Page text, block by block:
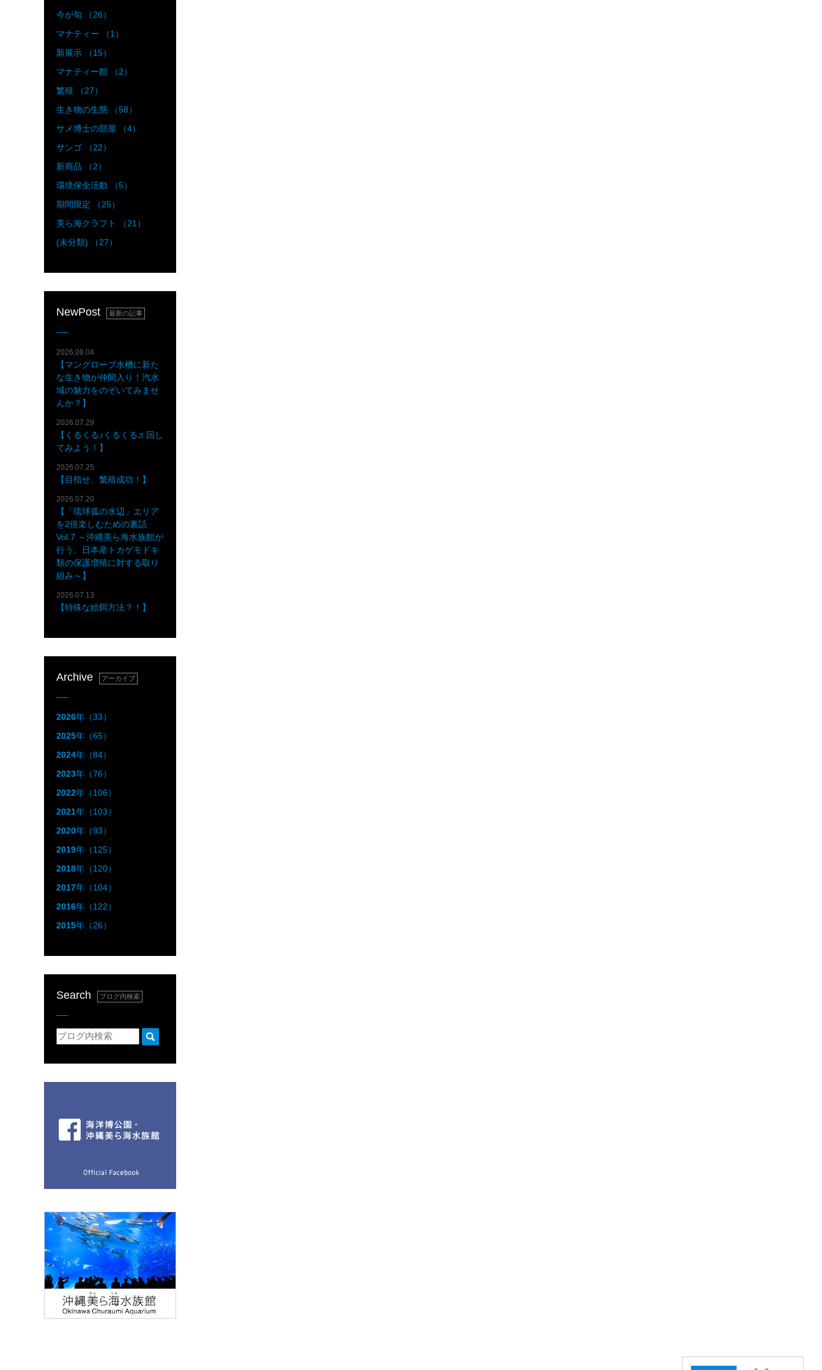
今が旬 （26）
マナティー （1）
新展示 （15）
マナティー館 （2）
繁殖 （27）
生き物の生態 （58）
サメ博士の部屋 （4）
サンゴ （22）
新商品 （2）
環境保全活動 （5）
期間限定 （25）
美ら海クラフト （21）
(未分類) （27）
NewPost 最新の記事
2026.08.04
【マングローブ水槽に新た
な生き物が仲間入り！汽水
域の魅力をのぞいてみませ
んか？】
2026.07.29
【くるくる♪くるくる♬回し
てみよう！】
2026.07.25
【目指せ、繁殖成功！】
2026.07.20
【「琉球弧の水辺」エリア
を2倍楽しむための裏話
Vol.7.～沖縄美ら海水族館が
行う、日本産トカゲモドキ
類の保護増殖に対する取り
組み～】
2026.07.13
【特殊な給餌方法？！】
Archive アーカイブ
2026年（33）
2025年（65）
2024年（84）
2023年（76）
2022年（106）
2021年（103）
2020年（93）
2019年（125）
2018年（120）
2017年（104）
2016年（122）
2015年（26）
Search ブログ内検索